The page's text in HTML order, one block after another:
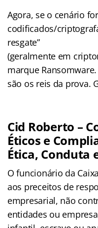
Agora, se o cenário
codificados/
resgate”
(geralmente em
marque
são os reis da prova.
Cid Roberto –
Éticos e
Ética, Conduta
O funcionário da
aos preceitos de
empresarial, não
entidades ou